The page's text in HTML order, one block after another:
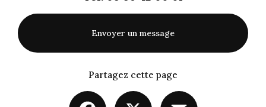
Envoyer un message
Partagez cette page
Facebook